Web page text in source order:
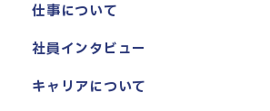
仕事について
社員インタビュー
キャリアについて